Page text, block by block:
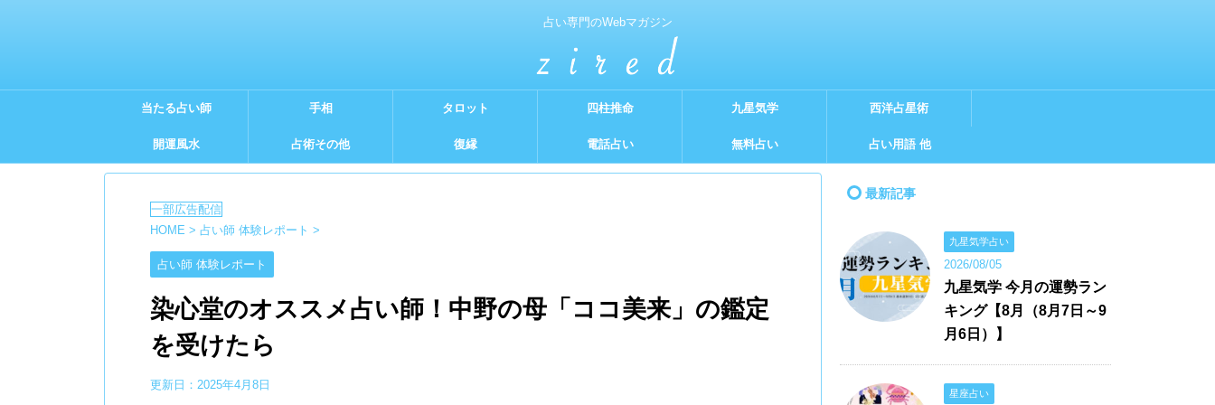
占い専門のWebマガジン
当たる占い師 手相 タロット 四柱推命 九星気学 西洋占星術
開運風水 占術その他 復縁 電話占い 無料占い 占い用語 他
HOME > 占い師 体験レポート >
占い師 体験レポート
染心堂のオススメ占い師！中野の母「ココ美来」の鑑定
を受けたら
更新日： 2025年4月8日
最新記事
九星気学占い
2026/08/05
九星気学 今月の運勢ラン
キング【8月（8月7日～9
月6日）】
星座占い